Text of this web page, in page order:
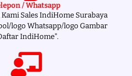
/ Whatsapp
Sales IndiHome Surabaya
logo Whatsapp/logo Gambar
IndiHome".